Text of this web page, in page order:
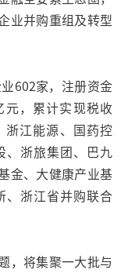
业并购重组及转型
602家，注册资金
元，累计实现税收
浙江能源、国药控
、浙旅集团、巴九
金、大健康产业基
、浙江省并购联合
，将集聚一大批与